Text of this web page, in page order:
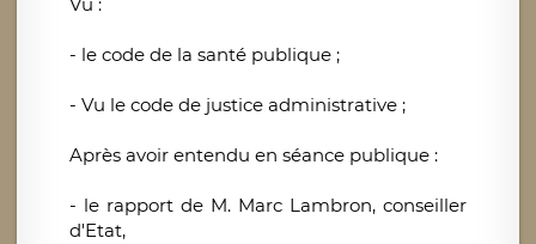
- le code de la santé publique ;
- Vu le code de justice administrative ;
Après avoir entendu en séance publique :
- le rapport de M. Marc Lambron, conseiller
d'Etat,